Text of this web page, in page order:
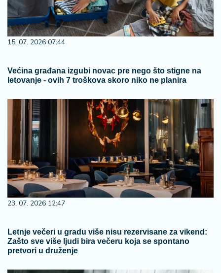
15. 07. 2026 07:44
Većina građana izgubi novac pre nego što stigne na
letovanje - ovih 7 troškova skoro niko ne planira
23. 07. 2026 12:47
Letnje večeri u gradu više nisu rezervisane za vikend:
Zašto sve više ljudi bira večeru koja se spontano
pretvori u druženje